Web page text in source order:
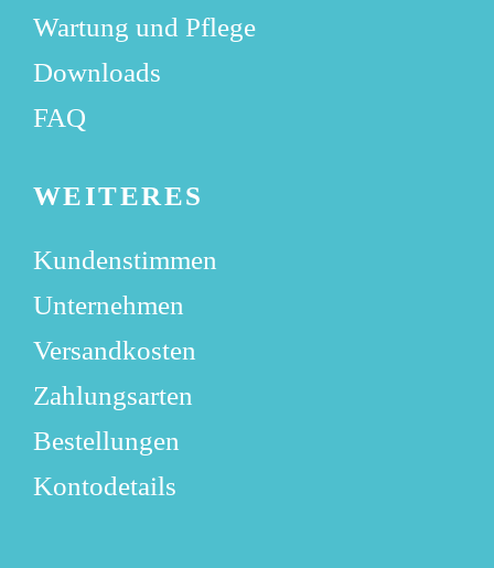
Wartung und Pflege
Downloads
FAQ
WEITERES
Kundenstimmen
Unternehmen
Versandkosten
Zahlungsarten
Bestellungen
Kontodetails